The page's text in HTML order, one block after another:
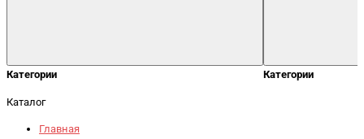
Категории Категории
Каталог
Главная